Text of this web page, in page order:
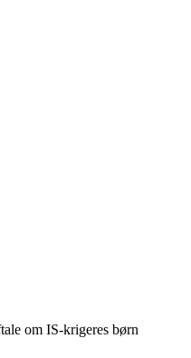
om IS-krigeres børn